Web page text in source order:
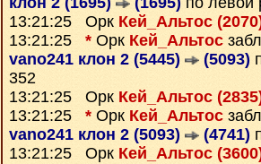
13:21:25 Орк Кей_Альтос
13:21:25 * Орк Кей_Альтос
vano241 клон 2 (5445)
(5093)
352
13:21:25 Орк Кей_Альтос
13:21:25 * Орк Кей_Альтос
vano241 клон 2 (5093)
(4741)
13:21:25 Орк Кей_Альтос